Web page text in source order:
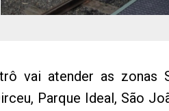
vai atender as zonas
Parque Ideal, São